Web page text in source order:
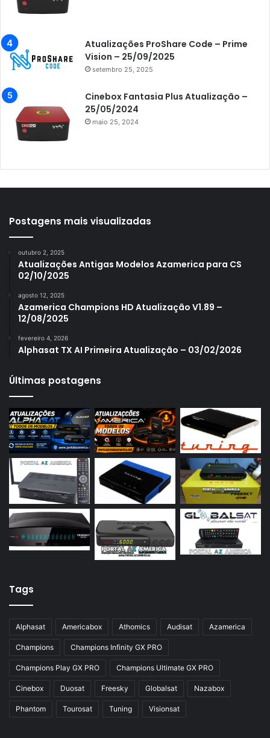
Azamerica Gold
Azamerica i7 IPTV
Azamerica King
Azamerica King GX PRO
Azamerica King IPTV
Azamerica Mobi
Azamerica S1005
Azamerica S1006 Plus
Azamerica S1007 New
Azamerica S1007 Plus
Azamerica S1009
Azamerica S2005
Azamerica S2010
Azamerica S2015
Azamerica S922
Azamerica S922 Mini
Azamerica S928
Azamerica Silver
Azamerica Silver GX PRO
Azamerica Silver IPTV
Azbox Like
Azfox
Azgold
Azplus
Azsat
Atualizações ProShare Code – Prime
Vision – 25/09/2025
setembro 25, 2025
Cinebox Fantasia Plus Atualização –
25/05/2024
maio 25, 2024
Postagens mais visualizadas
outubro 2, 2025
Atualizações Antigas Modelos Azamerica para CS
02/10/2025
agosto 12, 2025
Azamerica Champions HD Atualização V1.89 –
12/08/2025
fevereiro 4, 2026
Alphasat TX AI Primeira Atualização – 03/02/2026
Últimas postagens
Tags
Alphasat Americabox Athomics Audisat Azamerica
Champions Champions Infinity GX PRO
Champions Play GX PRO Champions Ultimate GX PRO
Cinebox Duosat Freesky Globalsat Nazabox
Phantom Tourosat Tuning Visionsat